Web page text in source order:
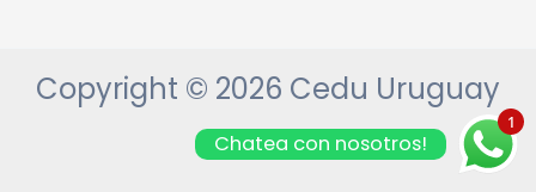
Copyright © 2026 Cedu Uruguay
1
Chatea con nosotros!